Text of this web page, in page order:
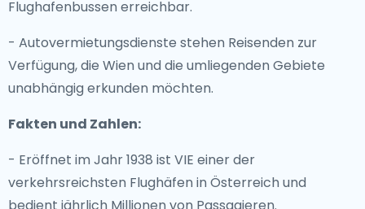
Flughafenbussen erreichbar.
- Autovermietungsdienste stehen Reisenden zur
Verfügung, die Wien und die umliegenden Gebiete
unabhängig erkunden möchten.
Fakten und Zahlen:
- Eröffnet im Jahr 1938 ist VIE einer der
verkehrsreichsten Flughäfen in Österreich und